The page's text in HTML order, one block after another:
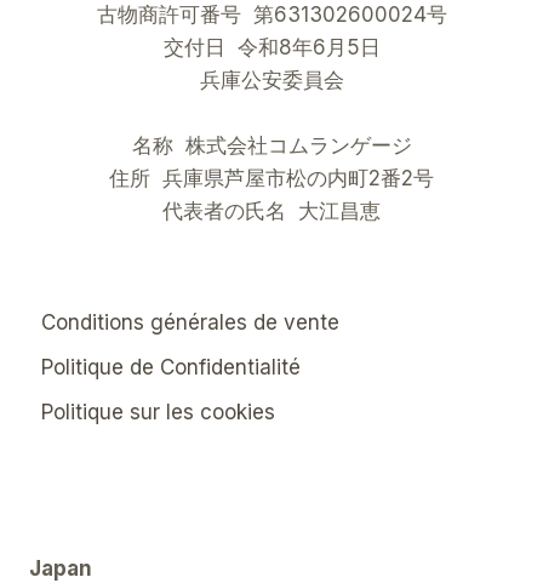
古物商許可番号 第631302600024号
交付日 令和8年6月5日
兵庫公安委員会
名称 株式会社コムランゲージ
住所 兵庫県芦屋市松の内町2番2号
代表者の氏名 大江昌恵
Conditions générales de vente
Politique de Confidentialité
Politique sur les cookies
Japan